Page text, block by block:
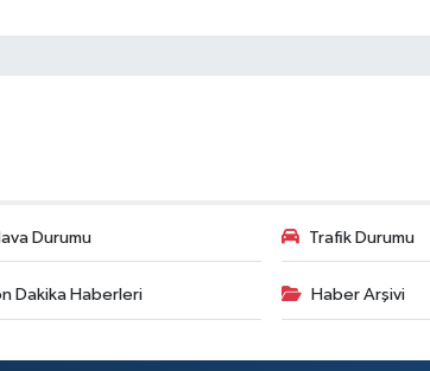
Durumu Trafik Durumu
Dakika Haberleri Haber Arşivi